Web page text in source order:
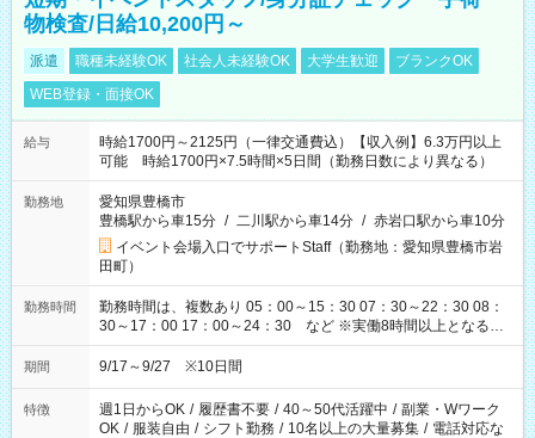
物検査/日給10,200円～
派遣 職種未経験OK 社会人未経験OK 大学生歓迎
ブランクOK
WEB登録・面接OK
給与
時給1700円～2125円（一律交通費込）【収入例】6.3万円以上
可能 時給1700円×7.5時間×5日間（勤務日数により異なる）
勤務地
愛知県豊橋市
豊橋駅から車15分 / 二川駅から車14分 / 赤岩口駅から車10分
イベント会場入口でサポートStaff（勤務地：愛知県豊橋市岩
田町）
勤務時間
勤務時間は、複数あり 05：00～15：30 07：30～22：30 08：
30～17：00 17：00～24：30 など ※実働8時間以上となる勤
務もあります。 【休憩】60分+他休憩あり 交替で取得します。
安全面に配慮しこまめな休憩があります。
期間 9/17～9/27 ※10日間
特徴 週1日からOK / 履歴書不要 / 40～50代活躍中 / 副業・Wワーク
OK / 服装自由 / シフト勤務 / 10名以上の大量募集 / 電話対応な